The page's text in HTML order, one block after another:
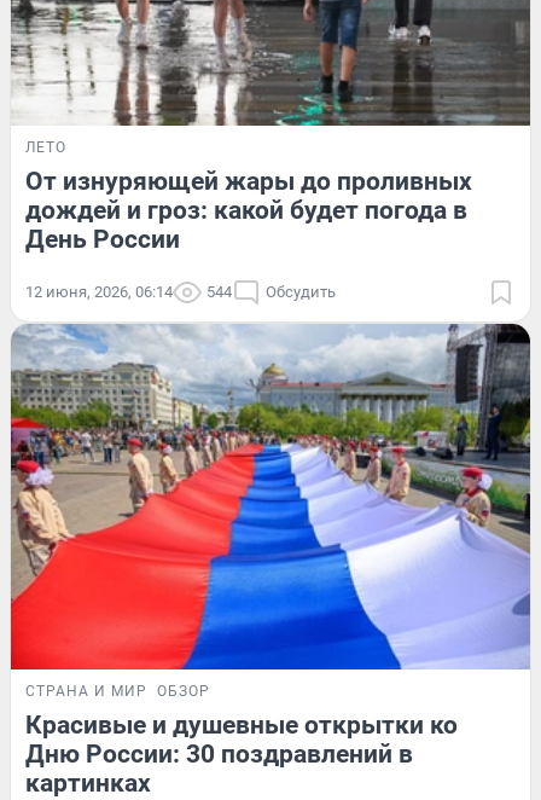
ЛЕТО
От изнуряющей жары до проливных
дождей и гроз: какой будет погода в
День России
12 июня, 2026, 06:14 544 Обсудить
СТРАНА И МИР ОБЗОР
Красивые и душевные открытки ко
Дню России: 30 поздравлений в
картинках